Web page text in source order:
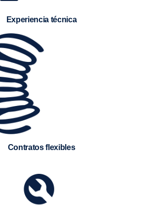
Experiencia técnica
Contratos flexibles